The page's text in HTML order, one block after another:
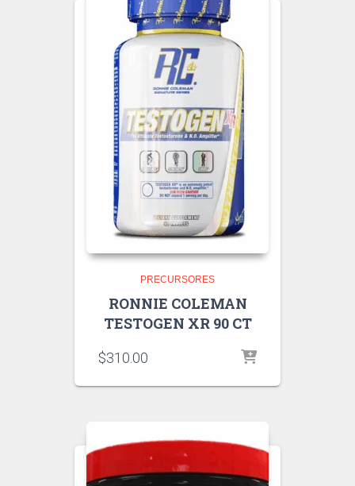
PRECURSORES
RONNIE COLEMAN
TESTOGEN XR 90 CT
$310.00